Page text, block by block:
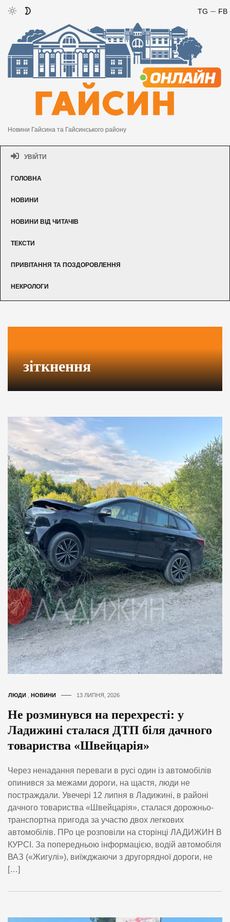
FB
TG
Новини Гайсина та Гайсинського району
УВІЙТИ
ГОЛОВНА
НОВИНИ
НОВИНИ ВІД ЧИТАЧІВ
ТЕКСТИ
ПРИВІТАННЯ ТА ПОЗДОРОВЛЕННЯ
НЕКРОЛОГИ
зіткнення
ЛЮДИ НОВИНИ 13 ЛИПНЯ, 2026
Не розминувся на перехресті: у
Ладижині сталася ДТП біля дачного
товариства «Швейцарія»
Через ненадання переваги в русі один із автомобілів
опинився за межами дороги, на щастя, люди не
постраждали. Увечері 12 липня в Ладижині, в районі
дачного товариства «Швейцарія», сталася дорожньо-
транспортна пригода за участю двох легкових
автомобілів. ПРо це розповіли на сторінці ЛАДИЖИН В
КУРСІ. За попередньою інформацією, водій автомобіля
ВАЗ («Жигулі»), виїжджаючи з другорядної дороги, не
[…]